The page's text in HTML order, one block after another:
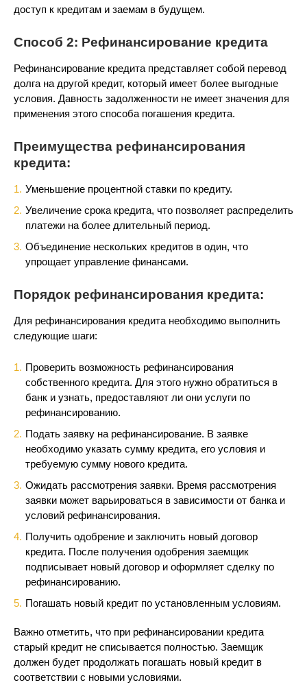
доступ к кредитам и заемам в будущем.
Способ 2: Рефинансирование кредита
Рефинансирование кредита представляет собой перевод
долга на другой кредит, который имеет более выгодные
условия. Давность задолженности не имеет значения для
применения этого способа погашения кредита.
Преимущества рефинансирования
кредита:
Уменьшение процентной ставки по кредиту.
Увеличение срока кредита, что позволяет распределить
платежи на более длительный период.
Объединение нескольких кредитов в один, что
упрощает управление финансами.
Порядок рефинансирования кредита:
Для рефинансирования кредита необходимо выполнить
следующие шаги:
Проверить возможность рефинансирования
собственного кредита. Для этого нужно обратиться в
банк и узнать, предоставляют ли они услуги по
рефинансированию.
Подать заявку на рефинансирование. В заявке
необходимо указать сумму кредита, его условия и
требуемую сумму нового кредита.
Ожидать рассмотрения заявки. Время рассмотрения
заявки может варьироваться в зависимости от банка и
условий рефинансирования.
Получить одобрение и заключить новый договор
кредита. После получения одобрения заемщик
подписывает новый договор и оформляет сделку по
рефинансированию.
Погашать новый кредит по установленным условиям.
Важно отметить, что при рефинансировании кредита
старый кредит не списывается полностью. Заемщик
должен будет продолжать погашать новый кредит в
соответствии с новыми условиями.